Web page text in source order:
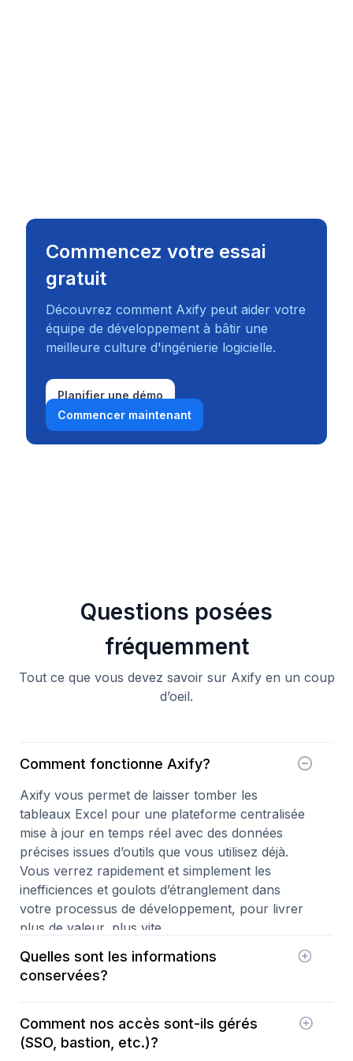
Commencez votre essai
gratuit
Découvrez comment Axify peut aider votre
équipe de développement à bâtir une
meilleure culture d'ingénierie logicielle.
Planifier une démo
Commencer maintenant
Questions posées
fréquemment
Tout ce que vous devez savoir sur Axify en un coup
d’oeil.
Comment fonctionne Axify?
Axify vous permet de laisser tomber les
tableaux Excel pour une plateforme centralisée
mise à jour en temps réel avec des données
précises issues d’outils que vous utilisez déjà.
Vous verrez rapidement et simplement les
inefficiences et goulots d’étranglement dans
votre processus de développement, pour livrer
plus de valeur, plus vite.
Quelles sont les informations
conservées?
l'équipe et les scores des différents axes sont
actuellement stockées. L’infrastructure d’Axify
Comment nos accès sont-ils gérés
(SSO, bastion, etc.)?